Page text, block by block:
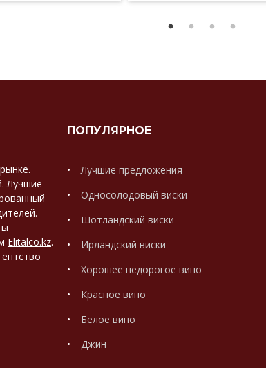
Лучшие
Elitalco.kz.
ПОПУЛЯРНОЕ
Лучшие предложения
Односолодовый виски
Шотландский виски
Ирландский виски
Хорошее недорогое вино
Красное вино
Белое вино
Джин